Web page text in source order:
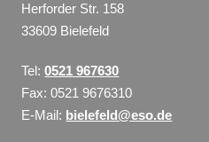
Herforder Str. 158
33609 Bielefeld
Tel:0521 967630
Fax: 0521 9676310
E-Mail: bielefeld@eso.de